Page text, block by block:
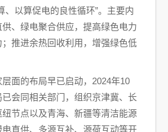
、以算促电的良性循环”。主要内
、绿电聚合供应，提高绿色电力
推进余热回收利用，增强绿色低
面的布局早已启动，2024年10
会同相关部门，组织京津冀、长
节点以及青海、新疆等清洁能源
直供、多源互补、源荷互动等开